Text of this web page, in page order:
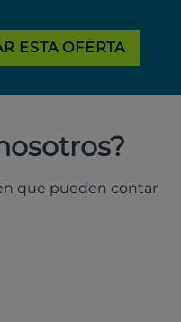
ESTA OFERTA
que pueden contar